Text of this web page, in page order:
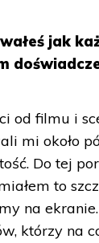
jak
od filmu i
mi około
Do tej
to
na
którzy na